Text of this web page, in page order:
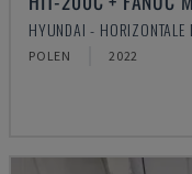
HYUNDAI - HORIZONTALE
POLEN 2022